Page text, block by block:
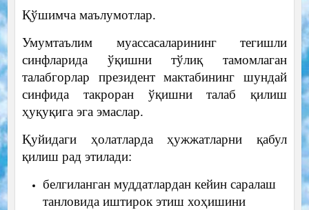
Қўшимча маълумотлар.
Умумтаълим муассасаларининг тегишли
синфларида ўқишни тўлиқ тамомлаган
талабгорлар президент мактабининг шундай
синфида такроран ўқишни талаб қилиш
ҳуқуқига эга эмаслар.
Қуйидаги ҳолатларда ҳужжатларни қабул
қилиш рад этилади:
белгиланган муддатлардан кейин саралаш
танловида иштирок этиш хоҳишини